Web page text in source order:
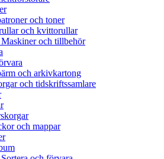
och toner
och kvittorullar
och tillbehör
och arkivkartong
och tidskriftssamlare
och mappar